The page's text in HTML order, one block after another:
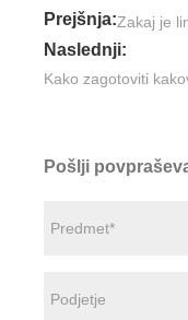
Prejšnja:Zakaj je
Naslednji:
Kako zagotoviti
Pošlji